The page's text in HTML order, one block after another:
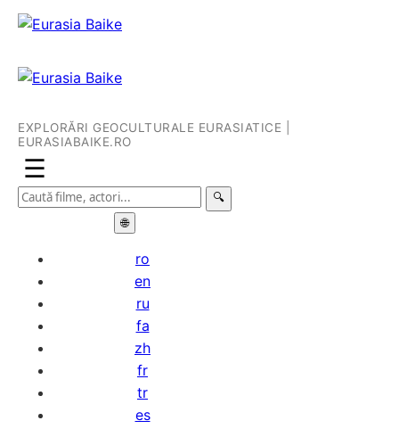
EXPLORĂRI GEOCULTURALE EURASIATICE |
EURASIABAIKE.RO
☰
🔍
🌐
ro
en
ru
fa
zh
fr
tr
es